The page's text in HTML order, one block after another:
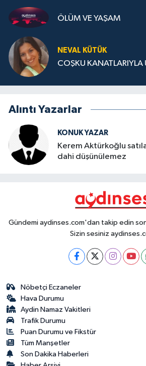
ÖLÜM VE YAŞAM
NEVAL KÜTÜK
COŞKU KANATLARIYLA
Alıntı Yazarlar
KONUK YAZAR
Kerem Aktürkoğlu
dahi düşünülemez
Gündemi aydinses.com'dan takip edin son
Sizin sesiniz
Nöbetçi Eczaneler
Hava Durumu
Aydin Namaz Vakitleri
Trafik Durumu
Puan Durumu ve Fikstür
Tüm Manşetler
Son Dakika Haberleri